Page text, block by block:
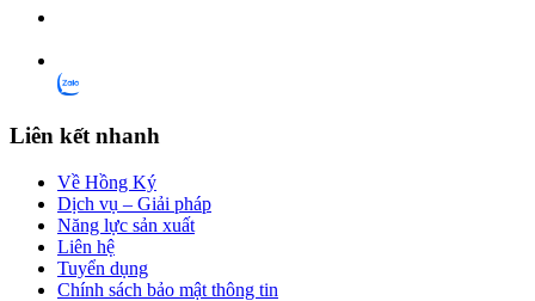
Liên kết nhanh
Về Hồng Ký
Dịch vụ – Giải pháp
Năng lực sản xuất
Liên hệ
Tuyển dụng
Chính sách bảo mật thông tin